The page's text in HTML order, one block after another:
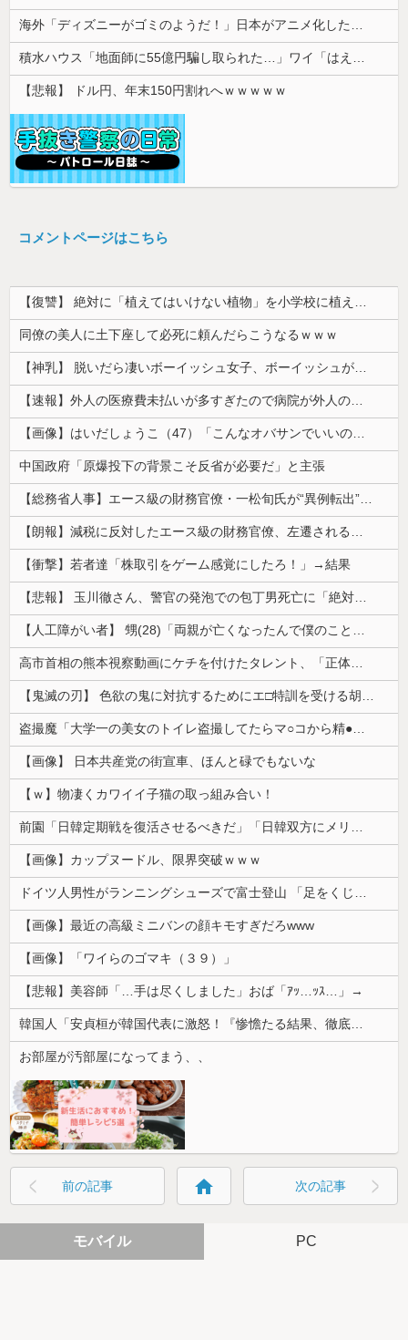
【悲報】 ドル円、年末150円割れへｗｗｗｗｗ
コメントページはこちら
同僚の美人に土下座して必死に頼んだらこうなるｗｗｗ
中国政府「原爆投下の背景こそ反省が必要だ」と主張
【衝撃】若者達「株取引をゲーム感覚にしたろ！」→結果
【画像】 日本共産党の街宣車、ほんと碌でもないな
【ｗ】物凄くカワイイ子猫の取っ組み合い！
【画像】カップヌードル、限界突破ｗｗｗ
【画像】最近の高級ミニバンの顔キモすぎだろwww
【画像】「ワイらのゴマキ（３９）」
【悲報】美容師「…手は尽くしました」おば「ｱｯ…ｯｽ…」→
お部屋が汚部屋になってまう、、
前の記事 home 次の記事
モバイル PC